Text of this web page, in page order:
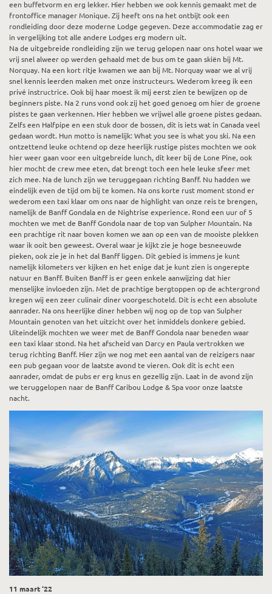
een buffetvorm en erg lekker. Hier hebben we ook kennis gemaakt met de
frontoffice manager Monique. Zij heeft ons na het ontbijt ook een
rondleiding door deze moderne Lodge gegeven. Deze accommodatie zag er
in vergelijking tot alle andere Lodges erg modern uit.
Na de uitgebreide rondleiding zijn we terug gelopen naar ons hotel waar we
vrij snel alweer op werden gehaald met de bus om te gaan skiën bij Mt.
Norquay. Na een kort ritje kwamen we aan bij Mt. Norquay waar we al vrij
snel kennis leerden maken met onze instructeurs. Wederom kreeg ik een
privé instructrice. Ook bij haar moest ik mij eerst zien te bewijzen op de
beginners piste. Na 2 runs vond ook zij het goed genoeg om hier de groene
pistes te gaan verkennen. Hier hebben we vrijwel alle groene pistes gedaan.
Zelfs een Halfpipe en een stuk door de bossen, dit is iets wat in Canada veel
gedaan wordt. Hun motto is namelijk: What you see is what you ski. Na een
ontzettend leuke ochtend op deze heerlijk rustige pistes mochten we ook
hier weer gaan voor een uitgebreide lunch, dit keer bij de Lone Pine, ook
hier mocht de crew mee eten, dat brengt toch een hele leuke sfeer met
zich mee. Na de lunch zijn we teruggegaan richting Banff. Nu hadden we
eindelijk even de tijd om bij te komen. Na ons korte rust moment stond er
wederom een taxi klaar om ons naar de highlight van onze reis te brengen,
namelijk de Banff Gondala en de Nightrise experience. Rond een uur of 5
mochten we met de Banff Gondola naar de top van Sulpher Mountain. Na
een prachtige rit naar boven komen we aan op een van de mooiste plekken
waar ik ooit ben geweest. Overal waar je kijkt zie je hoge besneeuwde
pieken, ook zie je in het dal Banff liggen. Dit gebied is immens je kunt
namelijk kilometers ver kijken en het enige dat je kunt zien is ongerepte
natuur en Banff. Buiten Banff is er geen enkele aanwijzing dat hier
menselijke invloeden zijn. Met de prachtige bergtoppen op de achtergrond
kregen wij een zeer culinair diner voorgeschoteld. Dit is echt een absolute
aanrader. Na ons heerlijke diner hebben wij nog op de top van Sulpher
Mountain genoten van het uitzicht over het inmiddels donkere gebied.
Uiteindelijk mochten we weer met de Banff Gondola naar beneden waar
een taxi klaar stond. Na het afscheid van Darcy en Paula vertrokken we
terug richting Banff. Hier zijn we nog met een aantal van de reizigers naar
een pub gegaan voor de laatste avond te vieren. Ook dit is echt een
aanrader, omdat de pubs er erg knus en gezellig zijn. Laat in de avond zijn
we teruggelopen naar de Banff Caribou Lodge & Spa voor onze laatste
nacht.
11 maart ‘22